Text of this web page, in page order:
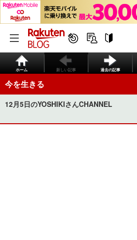
ホーム 新しい記事 過去の記事
今を生きる
12月5日のYOSHIKIさんCHANNEL